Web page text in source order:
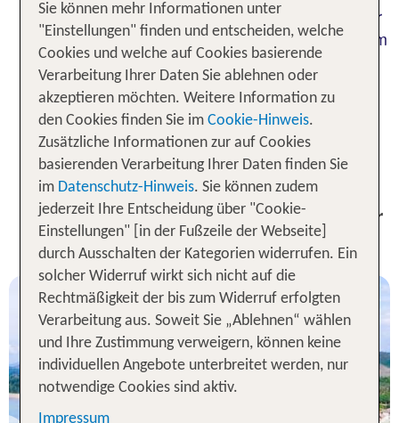
macht, kann ohne Probleme auch einen Abstecher
nach Phuket machen, das nur rund 60 Kilometer im
Süden des Ortes liegt. Bis in die Hauptstadt
Bangkok ist es deutlich weiter, sie müsstest Du für
einen Abstecher auf Deiner Reise anfliegen. TUI
bringt Dich an Dein Traumziel im Süden Thailands
an unvergessliche Strände und komfortable
Resorts mit Spa und anderen Annehmlichkeiten.
TOP Angebote inklusive Flug für
deinen Khao Lak Urlaub
Sie können mehr Informationen unter
"Einstellungen" finden und entscheiden, welche
Cookies und welche auf Cookies basierende
Verarbeitung Ihrer Daten Sie ablehnen oder
akzeptieren möchten. Weitere Information zu
den Cookies finden Sie im Cookie-Hinweis.
Zusätzliche Informationen zur auf Cookies
basierenden Verarbeitung Ihrer Daten finden Sie
im Datenschutz-Hinweis. Sie können zudem
jederzeit Ihre Entscheidung über "Cookie-
Einstellungen" [in der Fußzeile der Webseite]
durch Ausschalten der Kategorien widerrufen. Ein
solcher Widerruf wirkt sich nicht auf die
Rechtmäßigkeit der bis zum Widerruf erfolgten
Verarbeitung aus. Soweit Sie „Ablehnen“ wählen
und Ihre Zustimmung verweigern, können keine
individuellen Angebote unterbreitet werden, nur
notwendige Cookies sind aktiv.
Impressum